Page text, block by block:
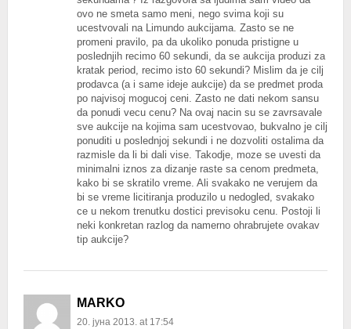
ovo ne smeta samo meni, nego svima koji su
ucestvovali na Limundo aukcijama. Zasto se ne
promeni pravilo, pa da ukoliko ponuda pristigne u
poslednjih recimo 60 sekundi, da se aukcija produzi za
kratak period, recimo isto 60 sekundi? Mislim da je cilj
prodavca (a i same ideje aukcije) da se predmet proda
po najvisoj mogucoj ceni. Zasto ne dati nekom sansu
da ponudi vecu cenu? Na ovaj nacin su se zavrsavale
sve aukcije na kojima sam ucestvovao, bukvalno je cilj
ponuditi u poslednjoj sekundi i ne dozvoliti ostalima da
razmisle da li bi dali vise. Takodje, moze se uvesti da
minimalni iznos za dizanje raste sa cenom predmeta,
kako bi se skratilo vreme. Ali svakako ne verujem da
bi se vreme licitiranja produzilo u nedogled, svakako
ce u nekom trenutku dostici previsoku cenu. Postoji li
neki konkretan razlog da namerno ohrabrujete ovakav
tip aukcije?
MARKO
20. јуна 2013. at 17:54